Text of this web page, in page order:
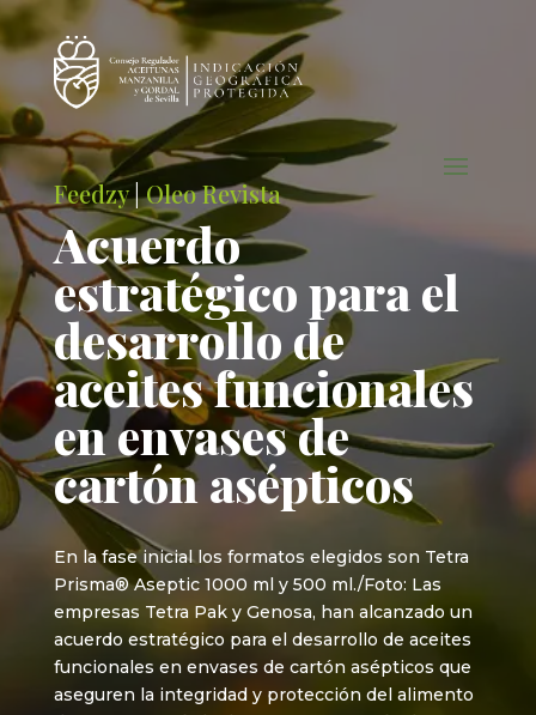
Feedzy|Oleo Revista
Acuerdo
estratégico para el
desarrollo de
aceites funcionales
en envases de
cartón asépticos
En la fase inicial los formatos elegidos son Tetra
Prisma® Aseptic 1000 ml y 500 ml./Foto: Las
empresas Tetra Pak y Genosa, han alcanzado un
acuerdo estratégico para el desarrollo de aceites
funcionales en envases de cartón asépticos que
aseguren la integridad y protección del alimento